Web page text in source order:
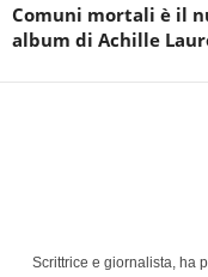
Comuni mortali è il
album di Achille
Scrittrice e giornalista, ha